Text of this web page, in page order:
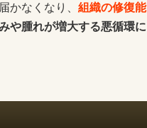
かなくなり、 組織の修復能
や腫れが増大する悪循環に